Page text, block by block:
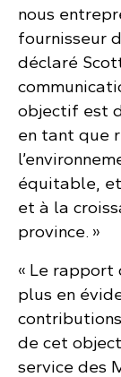
nous
fournisseur
déclaré
objectif est
en tant que
équitable,
et à la
province. »
« Le rapport
plus en
de cet
service des